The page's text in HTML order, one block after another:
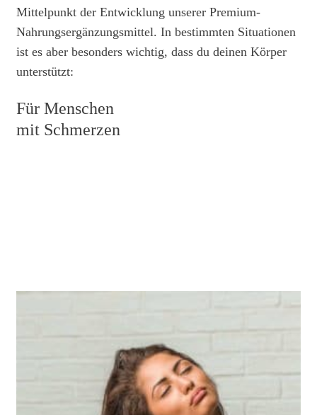
Mittelpunkt der Entwicklung unserer Premium-
Nahrungsergänzungsmittel. In bestimmten Situationen
ist es aber besonders wichtig, dass du deinen Körper
unterstützt:
Für Menschen
mit Schmerzen
Wenn du unter Schmerzen leidest, ist es besonders
Nährstoffen und Vitaminen versorgst, damit die
Heilungsprozesse optimal unterstützt werden.